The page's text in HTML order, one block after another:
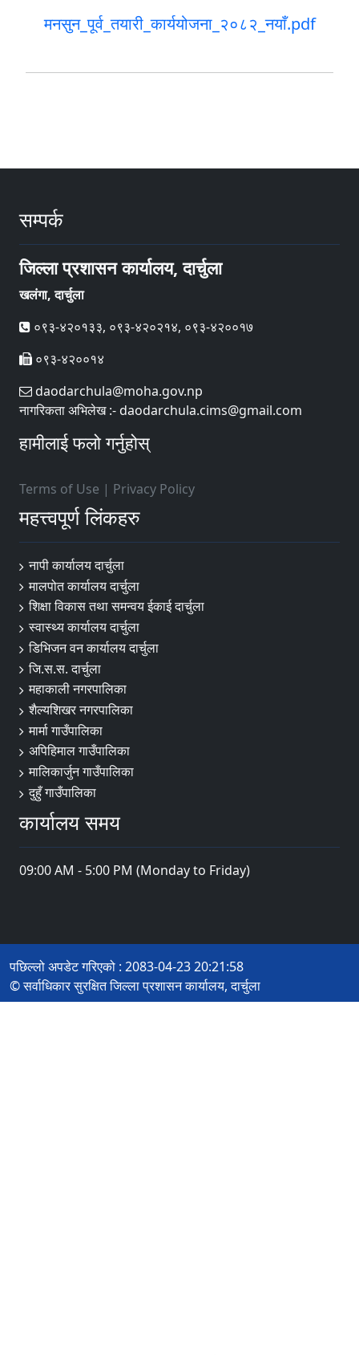
मनसुन_पूर्व_तयारी_कार्ययोजना_२०८२_नयाँ.pdf
सम्पर्क
जिल्ला प्रशासन कार्यालय, दार्चुला
खलंगा, दार्चुला
०९३-४२०१३३, ०९३-४२०२१४, ०९३-४२००१७
०९३-४२००१४
daodarchula@moha.gov.np
नागरिकता अभिलेख :- daodarchula.cims@gmail.com
हामीलाई फलो गर्नुहोस्
Terms of Use | Privacy Policy
महत्त्वपूर्ण लिंकहरु
नापी कार्यालय दार्चुला
मालपोत कार्यालय दार्चुला
शिक्षा विकास तथा समन्वय ईकाई दार्चुला
स्वास्थ्य कार्यालय दार्चुला
डिभिजन वन कार्यालय दार्चुला
जि.स.स. दार्चुला
महाकाली नगरपालिका
शैल्यशिखर नगरपालिका
मार्मा गाउँपालिका
अपिहिमाल गाउँपालिका
मालिकार्जुन गाउँपालिका
दुहुँ गाउँपालिका
कार्यालय समय
09:00 AM - 5:00 PM (Monday to Friday)
पछिल्लो अपडेट गरिएको : 2083-04-23 20:21:58
© सर्वाधिकार सुरक्षित जिल्ला प्रशासन कार्यालय, दार्चुला